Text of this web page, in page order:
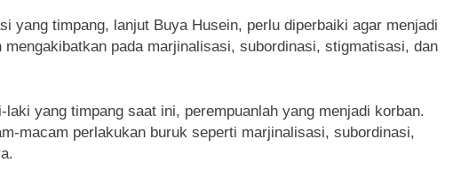
yang timpang, lanjut Buya Husein, perlu diperbaiki agar menjadi
pada marjinalisasi, subordinasi, stigmatisasi, dan
yang timpang saat ini, perempuanlah yang menjadi korban.
macam perlakukan buruk seperti marjinalisasi, subordinasi,